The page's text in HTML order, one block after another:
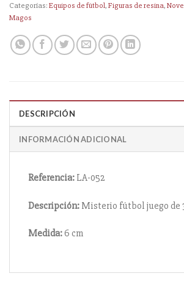
Categorías:Equipos de fútbol,Figuras de resina,
Magos
DESCRIPCIÓN
INFORMACIÓN ADICIONAL
Referencia: LA-052
Descripción: Misterio fútbol juego de
Medida:6 cm